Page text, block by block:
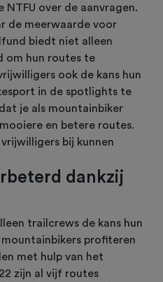
NTFU over de aanvragen.
de meerwaarde voor
biedt niet alleen
om hun routes te
ook de kans hun
in de spotlights te
je als mountainbiker
en betere routes.
bij kunnen
dankzij
trailcrews de kans hun
profiteren
met hulp van het
zijn al vijf routes